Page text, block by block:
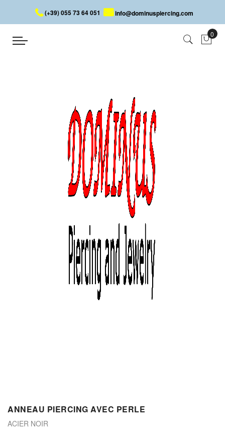
(+39) 055 73 64 051 info@dominuspiercing.com
ANNEAU PIERCING AVEC PERLE
ANNEAU PIERCING AVEC PERLE
ANNEAU PIERCING AVEC PERLE
ACIER NOIR